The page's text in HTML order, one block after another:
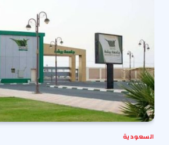
السعودية